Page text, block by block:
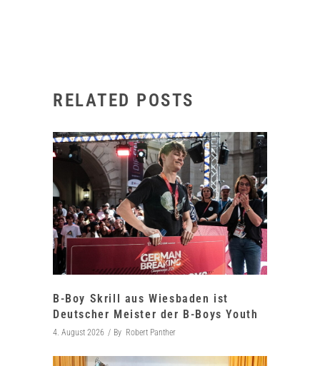
RELATED POSTS
B-Boy Skrill aus Wiesbaden ist
Deutscher Meister der B-Boys Youth
4. August 2026 By Robert Panther